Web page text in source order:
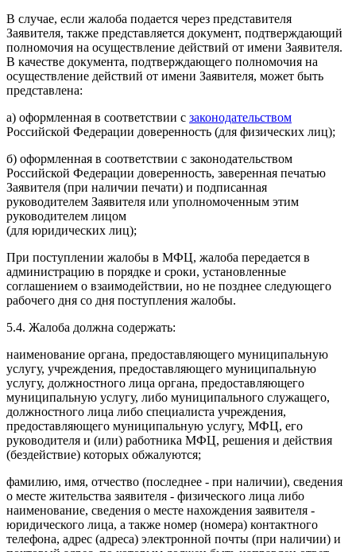
В случае, если жалоба подается через представителя
Заявителя, также представляется документ, подтверждающий
полномочия на осуществление действий от имени Заявителя.
В качестве документа, подтверждающего полномочия на
осуществление действий от имени Заявителя, может быть
представлена:
а) оформленная в соответствии с законодательством
Российской Федерации доверенность (для физических лиц);
б) оформленная в соответствии с законодательством
Российской Федерации доверенность, заверенная печатью
Заявителя (при наличии печати) и подписанная
руководителем Заявителя или уполномоченным этим
руководителем лицом
(для юридических лиц);
При поступлении жалобы в МФЦ, жалоба передается в
администрацию в порядке и сроки, установленные
соглашением о взаимодействии, но не позднее следующего
рабочего дня со дня поступления жалобы.
5.4. Жалоба должна содержать:
наименование органа, предоставляющего муниципальную
услугу, учреждения, предоставляющего муниципальную
услугу, должностного лица органа, предоставляющего
муниципальную услугу, либо муниципального служащего,
должностного лица либо специалиста учреждения,
предоставляющего муниципальную услугу, МФЦ, его
руководителя и (или) работника МФЦ, решения и действия
(бездействие) которых обжалуются;
фамилию, имя, отчество (последнее - при наличии), сведения
о месте жительства заявителя - физического лица либо
наименование, сведения о месте нахождения заявителя -
юридического лица, а также номер (номера) контактного
телефона, адрес (адреса) электронной почты (при наличии) и